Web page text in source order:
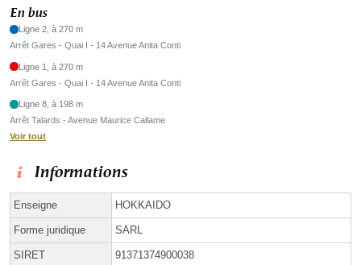
En bus
Ligne 2, à 270 m
Arrêt Gares - Quai I - 14 Avenue Anita Conti
Ligne 1, à 270 m
Arrêt Gares - Quai I - 14 Avenue Anita Conti
Ligne 8, à 198 m
Arrêt Talards - Avenue Maurice Callame
Voir tout
Informations
Enseigne HOKKAIDO
Forme juridique SARL
SIRET 91371374900038